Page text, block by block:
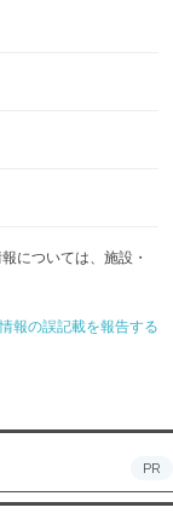
で対応可能。
については、施設・
報の誤記載を報告する
PR